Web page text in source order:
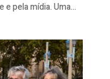
pela mídia. Uma...